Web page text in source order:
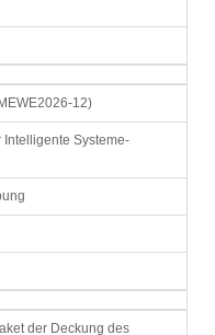
12)
Intelligente Systeme-
der Deckung des